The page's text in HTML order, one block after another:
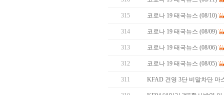
315 코로나 19 태국뉴스 (08/10)
314 코로나 19 태국뉴스 (08/09)
313 코로나 19 태국뉴스 (08/06)
312 코로나 19 태국뉴스 (08/05)
311 KFAD 건영 3단 비말차단 마